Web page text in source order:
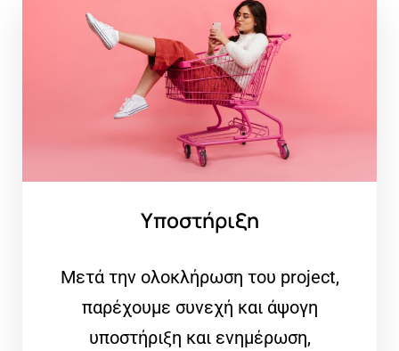
Υποστήριξη
Μετά την ολοκλήρωση του project,
παρέχουμε συνεχή και άψογη
υποστήριξη και ενημέρωση,